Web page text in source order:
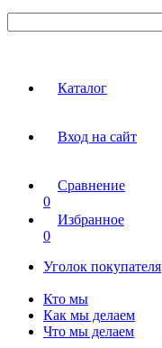
Каталог
Вход на сайт
Сравнение
0
Избранное
0
Уголок покупателя
Кто мы
Как мы делаем
Что мы делаем